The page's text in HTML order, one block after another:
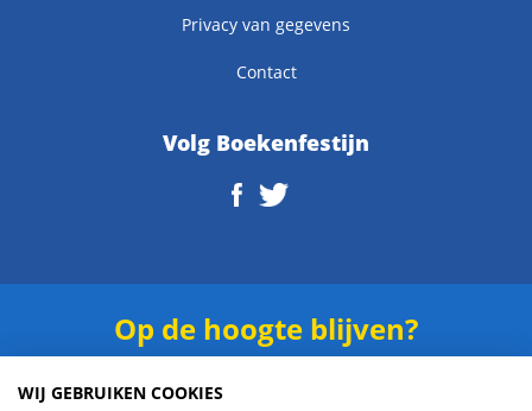
Privacy van gegevens
Contact
Volg Boekenfestijn
Op de hoogte blijven?
WIJ GEBRUIKEN COOKIES